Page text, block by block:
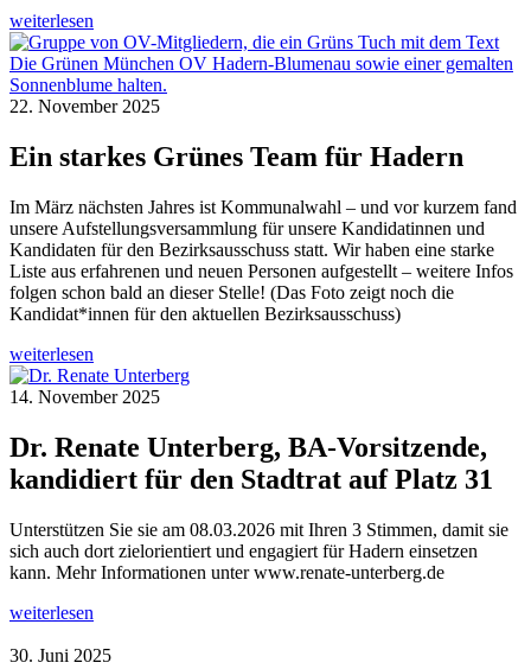
weiterlesen
22. November 2025
Ein starkes Grünes Team für Hadern
Im März nächsten Jahres ist Kommunalwahl – und vor kurzem fand
unsere Aufstellungsversammlung für unsere Kandidatinnen und
Kandidaten für den Bezirksausschuss statt. Wir haben eine starke
Liste aus erfahrenen und neuen Personen aufgestellt – weitere Infos
folgen schon bald an dieser Stelle! (Das Foto zeigt noch die
Kandidat*innen für den aktuellen Bezirksausschuss)
weiterlesen
14. November 2025
Dr. Renate Unterberg, BA-Vorsitzende,
kandidiert für den Stadtrat auf Platz 31
Unterstützen Sie sie am 08.03.2026 mit Ihren 3 Stimmen, damit sie
sich auch dort zielorientiert und engagiert für Hadern einsetzen
kann. Mehr Informationen unter www.renate-unterberg.de
weiterlesen
30. Juni 2025